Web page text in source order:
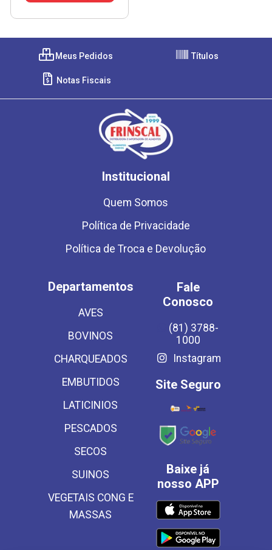
Meus Pedidos Títulos
Notas Fiscais
Institucional
Quem Somos
Política de Privacidade
Política de Troca e Devolução
Departamentos
AVES
BOVINOS
CHARQUEADOS
EMBUTIDOS
LATICINIOS
PESCADOS
SECOS
SUINOS
VEGETAIS CONG E
MASSAS
Fale
Conosco
(81) 3788-
1000
Instagram
Site Seguro
Baixe já
nosso APP